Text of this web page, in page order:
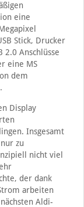
eine
Stick, Drucker
2.0 Anschlüsse
eine MS
dem
Display
Insgesamt
zu
nicht viel
der dank
arbeiten
Aldi-